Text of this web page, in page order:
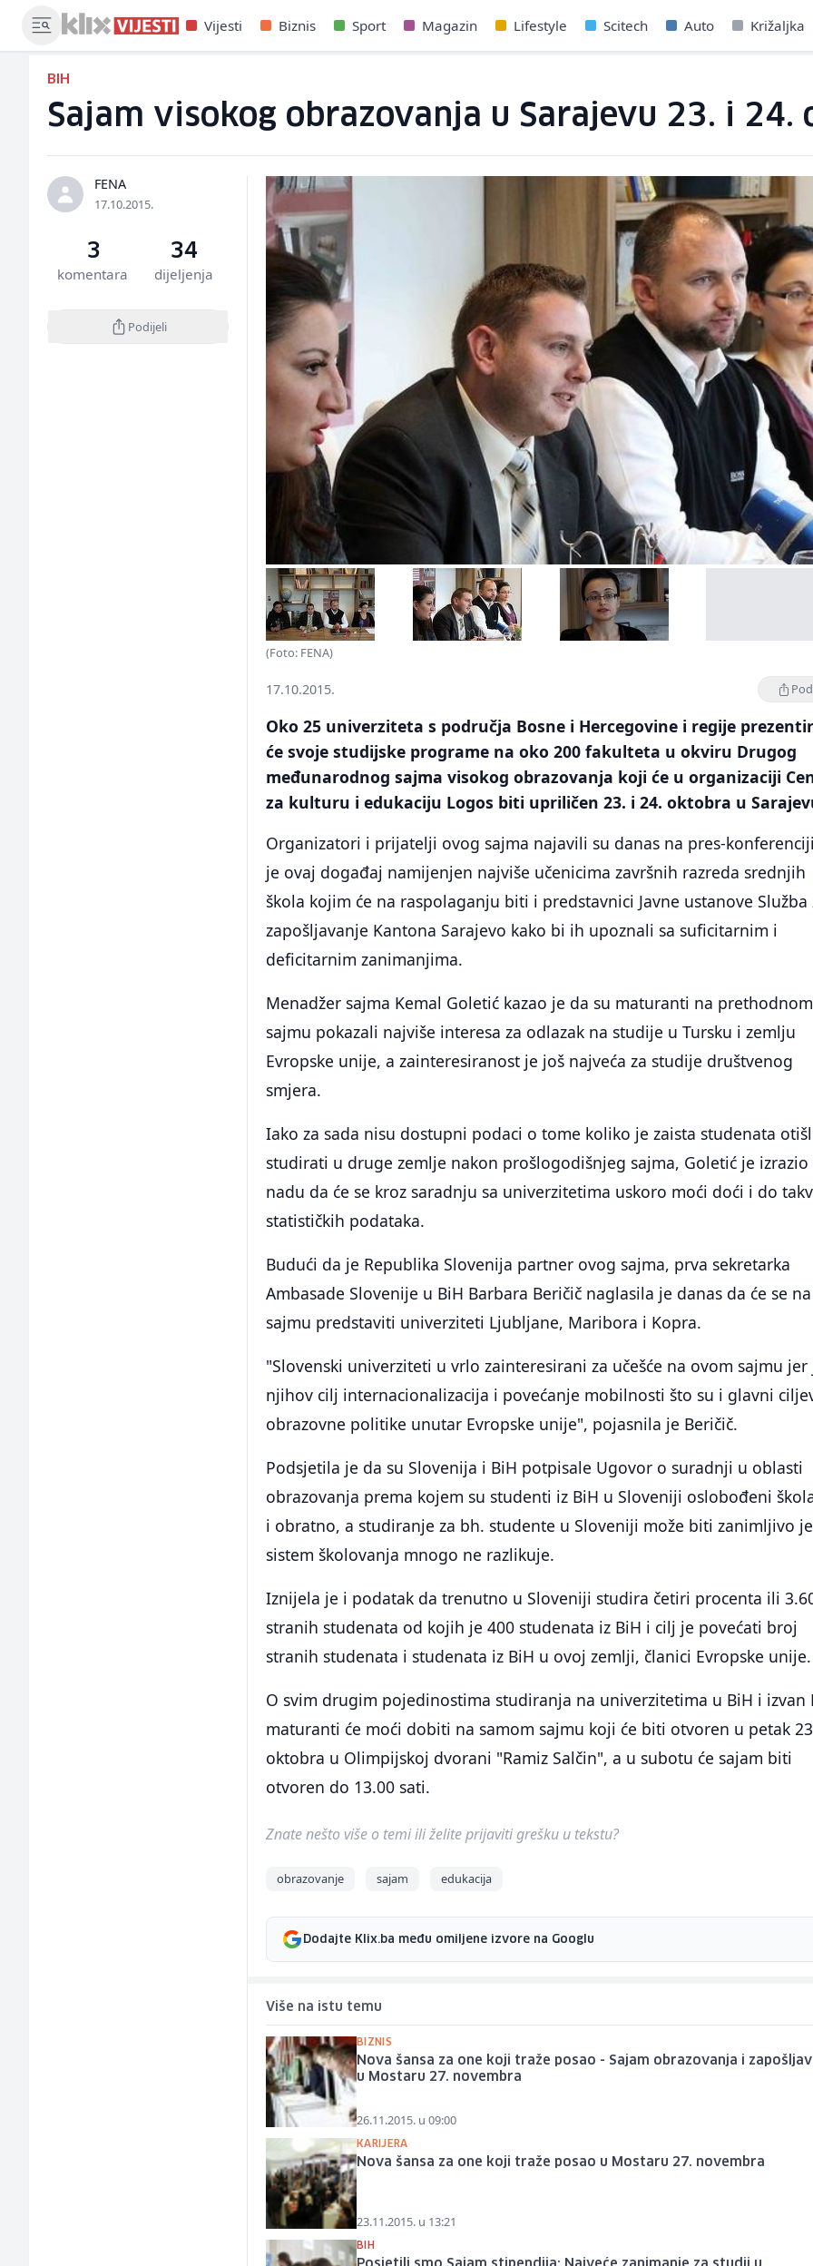
Vijesti Biznis Sport Magazin Lifestyle Scitech Auto Križaljka
BIH
Sajam visokog obrazovanja u Sarajevu 23. i 24.
FENA
17.10.2015.
3
komentara
34
dijeljenja
Podijeli
(Foto: FENA)
17.10.2015.
Oko 25 univerziteta s područja Bosne i Hercegovine i regije
će svoje studijske programe na oko 200 fakulteta u okviru Drugog
međunarodnog sajma visokog obrazovanja koji će u organizaciji
za kulturu i edukaciju Logos biti upriličen 23. i 24. oktobra u
Organizatori i prijatelji ovog sajma najavili su danas na pres-
je ovaj događaj namijenjen najviše učenicima završnih razreda srednjih
škola kojim će na raspolaganju biti i predstavnici Javne ustanove Služba
zapošljavanje Kantona Sarajevo kako bi ih upoznali sa suficitarnim i
deficitarnim zanimanjima.
Menadžer sajma Kemal Goletić kazao je da su maturanti na prethodnom
sajmu pokazali najviše interesa za odlazak na studije u Tursku i zemlju
Evropske unije, a zainteresiranost je još najveća za studije društvenog
smjera.
Iako za sada nisu dostupni podaci o tome koliko je zaista studenata
studirati u druge zemlje nakon prošlogodišnjeg sajma, Goletić je izrazio
nadu da će se kroz saradnju sa univerzitetima uskoro moći doći i do
statističkih podataka.
Budući da je Republika Slovenija partner ovog sajma, prva sekretarka
Ambasade Slovenije u BiH Barbara Beričič naglasila je danas da će se na
sajmu predstaviti univerziteti Ljubljane, Maribora i Kopra.
"Slovenski univerziteti u vrlo zainteresirani za učešće na ovom sajmu jer
njihov cilj internacionalizacija i povećanje mobilnosti što su i glavni
obrazovne politike unutar Evropske unije", pojasnila je Beričič.
Podsjetila je da su Slovenija i BiH potpisale Ugovor o suradnji u oblasti
obrazovanja prema kojem su studenti iz BiH u Sloveniji oslobođeni
i obratno, a studiranje za bh. studente u Sloveniji može biti zanimljivo
sistem školovanja mnogo ne razlikuje.
Iznijela je i podatak da trenutno u Sloveniji studira četiri procenta ili
stranih studenata od kojih je 400 studenata iz BiH i cilj je povećati broj
stranih studenata i studenata iz BiH u ovoj zemlji, članici Evropske unije.
O svim drugim pojedinostima studiranja na univerzitetima u BiH i izvan
maturanti će moći dobiti na samom sajmu koji će biti otvoren u petak
oktobra u Olimpijskoj dvorani "Ramiz Salčin", a u subotu će sajam biti
otvoren do 13.00 sati.
Znate nešto više o temi ili želite prijaviti grešku u tekstu?
obrazovanje sajam edukacija
Dodajte Klix.ba među omiljene izvore na Googlu
Više na istu temu
BIZNIS
Nova šansa za one koji traže posao - Sajam obrazovanja i
u Mostaru 27. novembra
26.11.2015. u 09:00
KARIJERA
Nova šansa za one koji traže posao u Mostaru 27. novembra
23.11.2015. u 13:21
BIH